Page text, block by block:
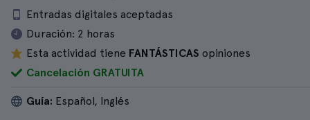
Entradas digitales aceptadas
Duración: 2 horas
Esta actividad tiene FANTÁSTICAS opiniones
Cancelación GRATUITA
Guía: Español, Inglés